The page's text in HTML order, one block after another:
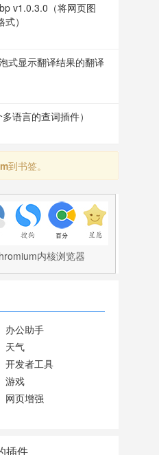
v1.0.3.0（将网页图
）
式显示翻译结果的翻译
语言的查词插件）
到书签。
内核浏览器
办公助手
天气
开发者工具
游戏
网页增强
插件